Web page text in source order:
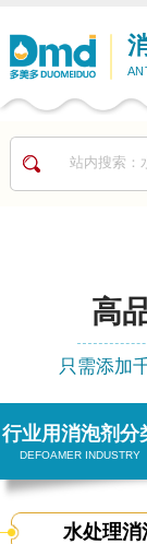
高
只需添加
行业用消泡剂分
DEFOAMER INDUSTRY
水处理消